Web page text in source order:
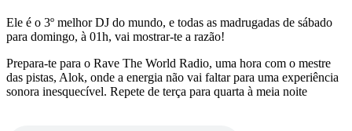
Ele é o 3º melhor DJ do mundo, e todas as madrugadas de sábado
para domingo, à 01h, vai mostrar-te a razão!
Prepara-te para o Rave The World Radio, uma hora com o mestre
das pistas, Alok, onde a energia não vai faltar para uma experiência
sonora inesquecível. Repete de terça para quarta à meia noite